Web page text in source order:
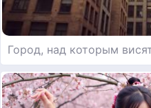
Город, над которым